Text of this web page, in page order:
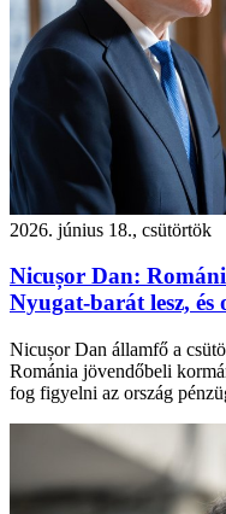
2026. június 18., csütörtök
Nicușor Dan:
Nyugat-barát lesz,
Nicușor Dan államfő a
Románia jövendőbeli
fog figyelni az ország